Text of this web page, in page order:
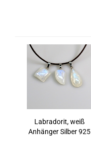
Labradorit, weiß
Anhänger Silber 925